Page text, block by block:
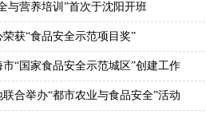
与营养培训”首次于沈阳开班
获“食品安全示范项目奖”
“国家食品安全示范城区”创建工作
合举办“都市农业与食品安全”活动